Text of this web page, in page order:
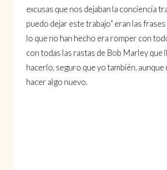
excusas que nos dejaban la conciencia
puedo dejar este trabajo” eran las
lo que no han hecho era romper con
con todas las rastas de Bob Marley que
hacerlo, seguro que yo también,
hacer algo nuevo.